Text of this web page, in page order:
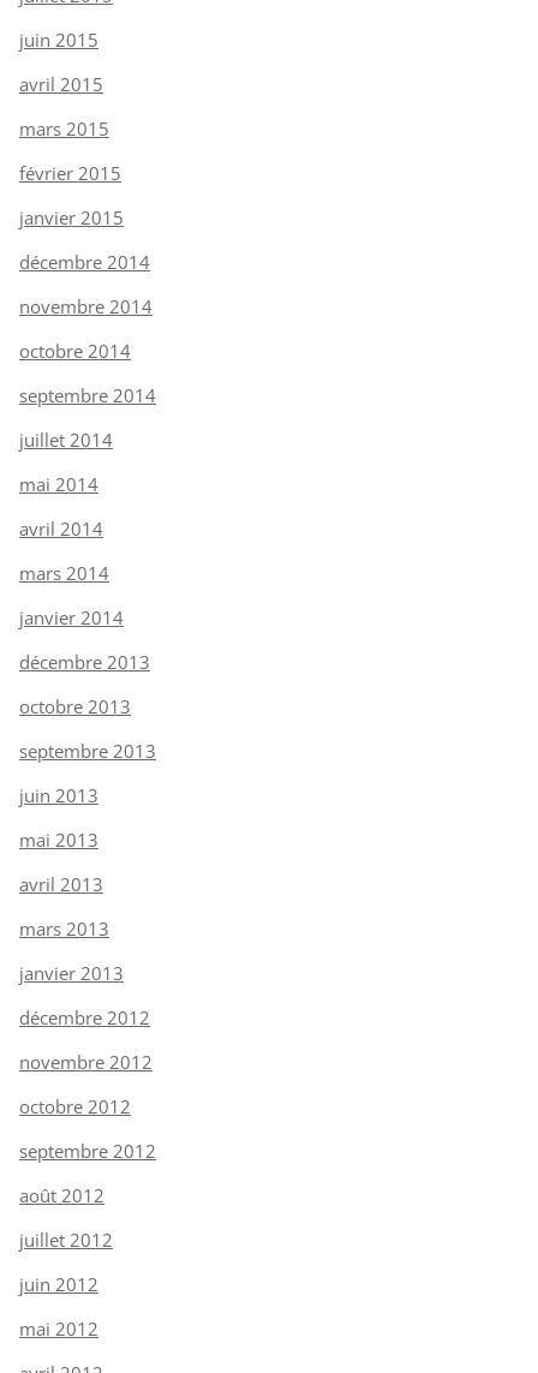
juin 2015
avril 2015
mars 2015
février 2015
janvier 2015
décembre 2014
novembre 2014
octobre 2014
septembre 2014
juillet 2014
mai 2014
avril 2014
mars 2014
janvier 2014
décembre 2013
octobre 2013
septembre 2013
juin 2013
mai 2013
avril 2013
mars 2013
janvier 2013
décembre 2012
novembre 2012
octobre 2012
septembre 2012
août 2012
juillet 2012
juin 2012
mai 2012